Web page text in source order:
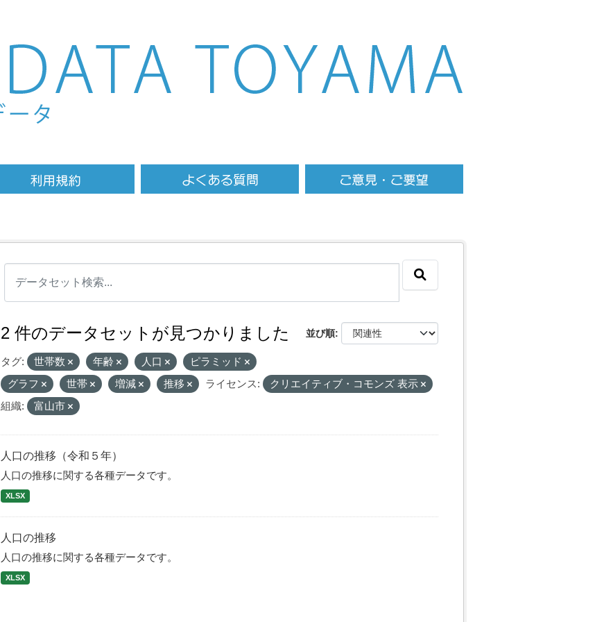
並び順
2 件のデータセットが見つかりました
タグ: 世帯数 年齢 人口
ピラミッド
グラフ
世帯 増減 推移 ライセンス:
クリエイティブ・コモンズ 表示
組織:
富山市
人口の推移（令和５年）
人口の推移に関する各種データです。
XLSX
人口の推移
人口の推移に関する各種データです。
XLSX